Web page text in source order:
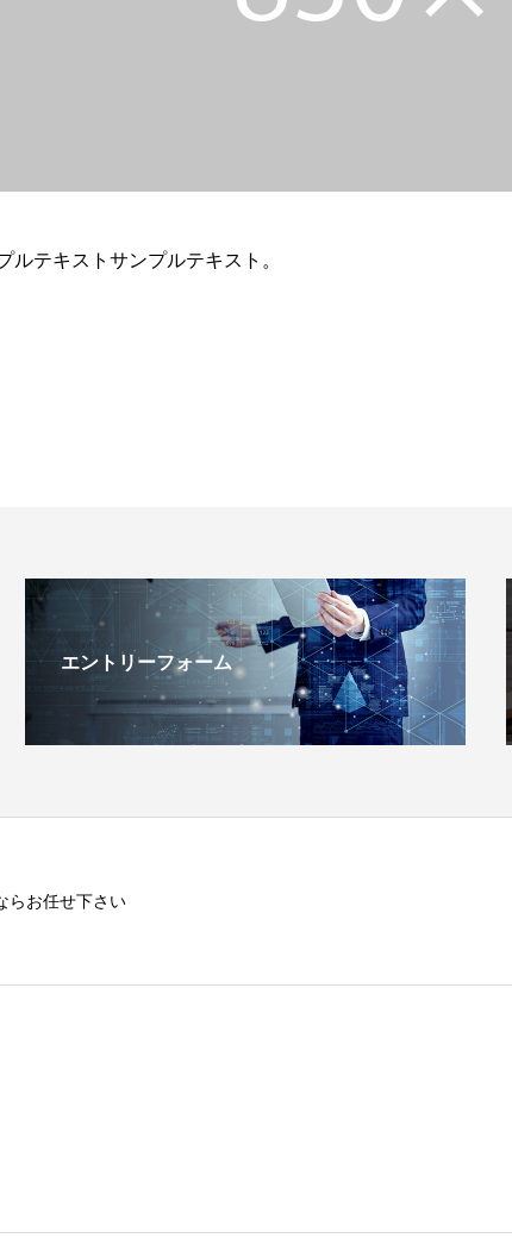
ルテキストサンプルテキスト。
エントリーフォーム
らお任せ下さい